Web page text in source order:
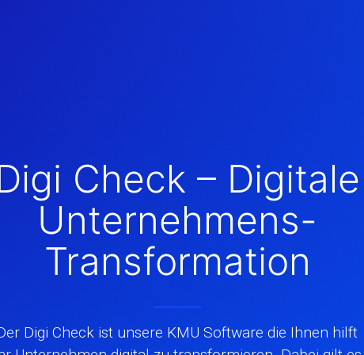
Check – Digitale
Unternehmens-
Transformation
Digi Check ist unsere KMU Software die Ihnen hilft